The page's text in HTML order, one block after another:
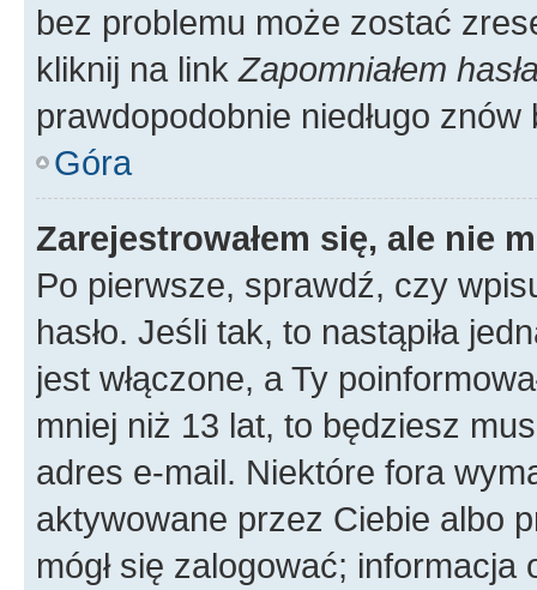
bez problemu może zostać
kliknij na link Zapomniałem
prawdopodobnie niedługo
Góra
Zarejestrowałem się, ale nie
Po pierwsze, sprawdź, czy
hasło. Jeśli tak, to nastąpiła
jest włączone, a Ty
mniej niż 13 lat, to będziesz
adres e-mail. Niektóre fora
aktywowane przez Ciebie albo
mógł się zalogować;